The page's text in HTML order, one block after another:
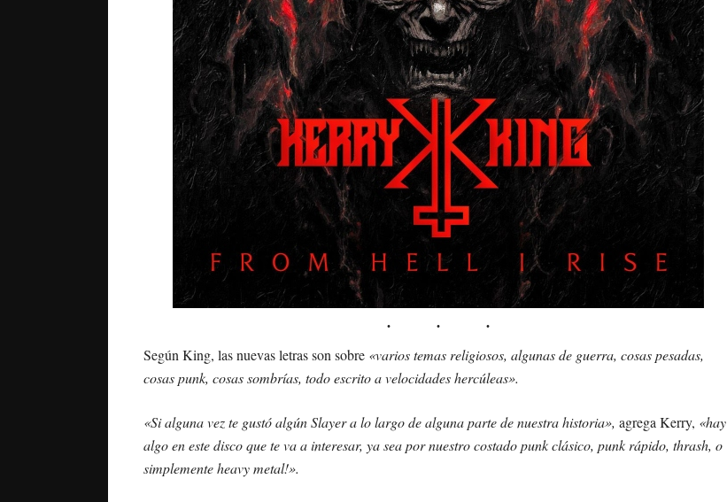
Según King, las nuevas letras son sobre «varios temas religiosos, algunas de guerra, cosas pesadas,
cosas punk, cosas sombrías, todo escrito a velocidades hercúleas».
«Si alguna vez te gustó algún Slayer a lo largo de alguna parte de nuestra historia», agrega Kerry, «hay
algo en este disco que te va a interesar, ya sea por nuestro costado punk clásico, punk rápido, thrash, o
simplemente heavy metal!».